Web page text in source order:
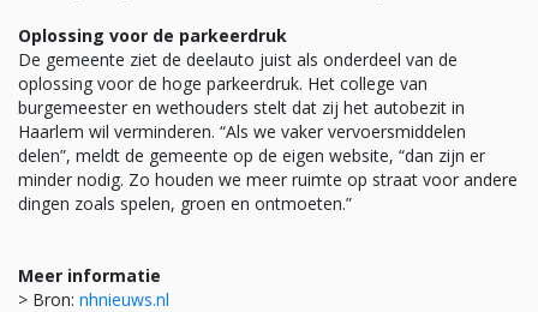
Oplossing voor de parkeerdruk
De gemeente ziet de deelauto juist als onderdeel van de
oplossing voor de hoge parkeerdruk. Het college van
burgemeester en wethouders stelt dat zij het autobezit in
Haarlem wil verminderen. “Als we vaker vervoersmiddelen
delen”, meldt de gemeente op de eigen website, “dan zijn er
minder nodig. Zo houden we meer ruimte op straat voor andere
dingen zoals spelen, groen en ontmoeten.”
Meer informatie
> Bron: nhnieuws.nl